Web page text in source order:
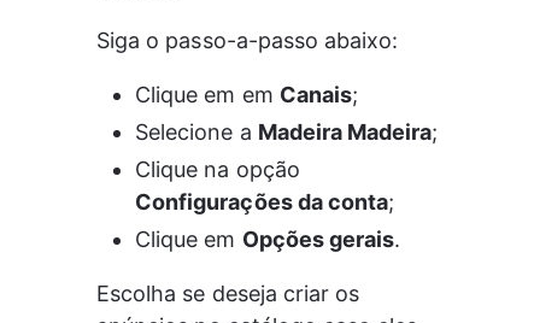
Siga o passo-a-passo abaixo:
Clique em em Canais;
Selecione a Madeira Madeira;
Clique na opção
Configurações da conta;
Clique em Opções gerais.
Escolha se deseja criar os